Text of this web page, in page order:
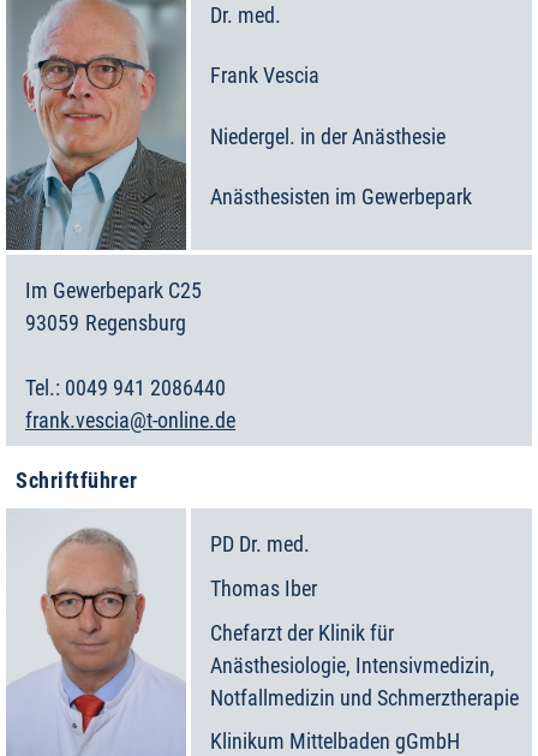
Dr. med.
FrankVescia
Niedergel. in der Anästhesie
Anästhesisten im Gewerbepark
Im Gewerbepark C25
93059 Regensburg
0049 941 2086440
frank.vescia@t-online.de
Schriftführer
PD Dr. med.
Thomas Iber
Chefarzt der Klinik für
Anästhesiologie, Intensivmedizin,
Notfallmedizin und Schmerztherapie
Klinikum Mittelbaden gGmbH